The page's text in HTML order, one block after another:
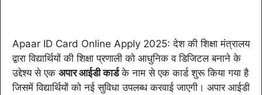
Apaar ID Card Online Apply 2025: देश की शिक्षा मंत्रालय
द्वारा विद्यार्थियों की शिक्षा प्रणाली को आधुनिक व डिजिटल बनाने के
उद्देश्य से एक अपार आईडी कार्डके नाम से एक कार्ड शुरू किया गया है
जिसमें विद्यार्थियों को नई सुविधा उपलब्ध करवाई जाएगी। अपार आईडी